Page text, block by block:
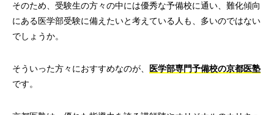
そのため、受験生の方々の中には優秀な予備校に通い、難化傾向
にある医学部受験に備えたいと考えている人も、多いのではない
でしょうか。
そういった方々におすすめなのが、
医学部専門予備校の京都医塾
です。